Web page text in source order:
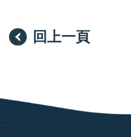
子，但其價值必須經由蛋
量、生化重組反應與結構
所開發之設計蛋白質，除
的分子工具外，亦具備發
回上一頁
:::